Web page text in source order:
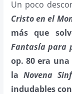
Un poco
Cristo en el
más que
Fantasía para
op. 80 era
laNovena
indudables